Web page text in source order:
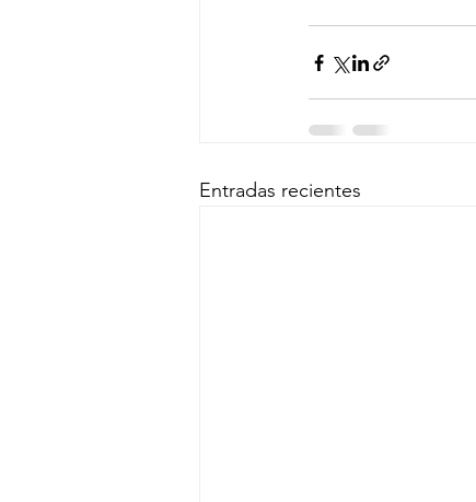
Entradas recientes